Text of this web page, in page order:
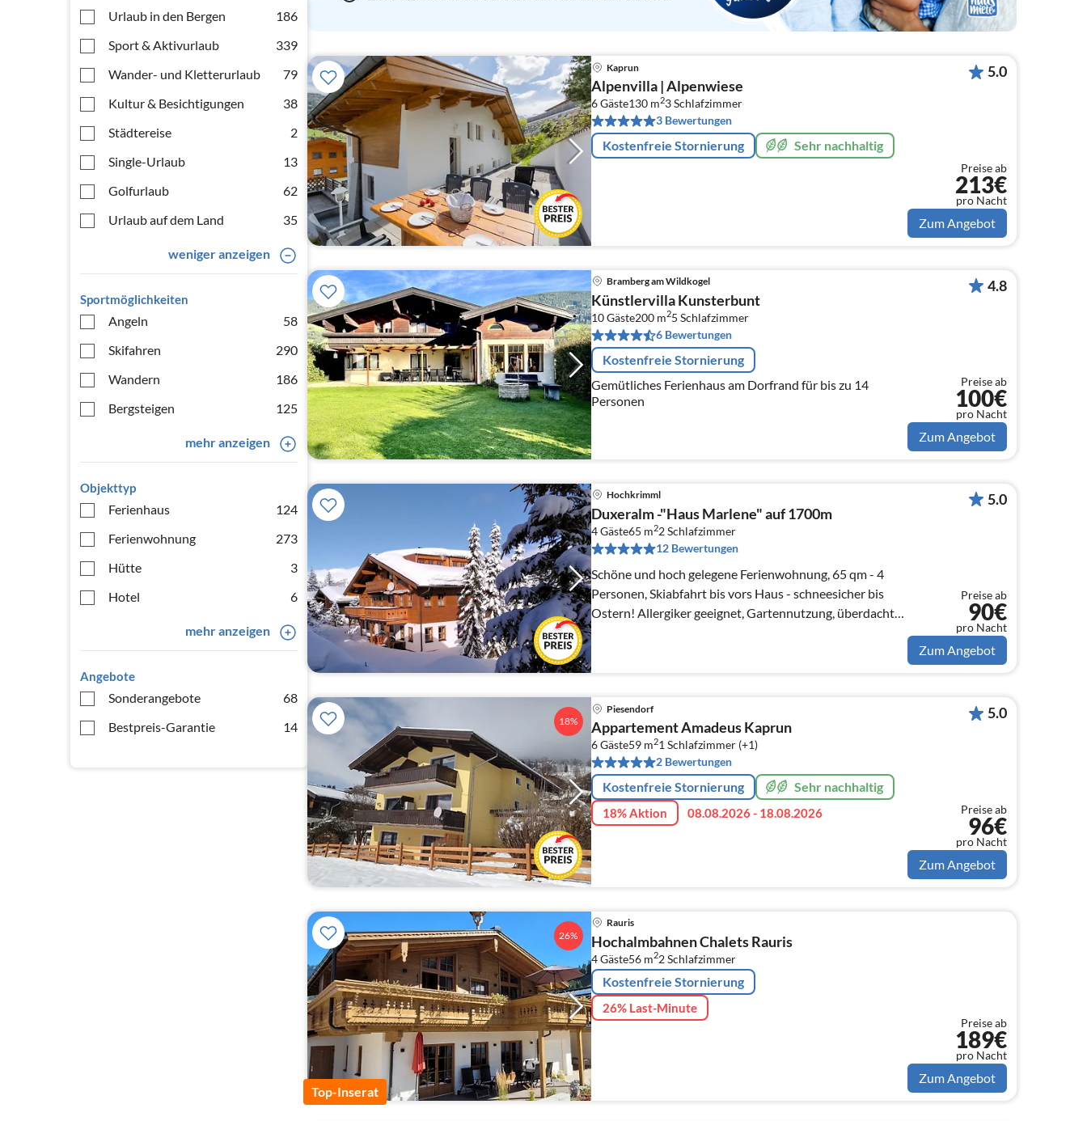
Urlaub in den Bergen
186
Sport & Aktivurlaub
339
Wander- und Kletterurlaub
79
Kultur & Besichtigungen
38
Städtereise
2
Single-Urlaub
13
Golfurlaub
62
Urlaub auf dem Land
35
weniger anzeigen
Sportmöglichkeiten
Angeln
58
Skifahren
290
Wandern
186
Bergsteigen
125
mehr anzeigen
Objekttyp
Ferienhaus
124
Ferienwohnung
273
Hütte
3
Hotel
6
mehr anzeigen
Angebote
Sonderangebote
68
Bestpreis-Garantie
14
Kaprun
Alpenvilla | Alpenwiese
6 Gäste130 m23Schlafzimmer
3 Bewertungen
Kostenfreie Stornierung Sehr nachhaltig
5.0
Preise ab
213€
pro Nacht
Zum Angebot
Bramberg am Wildkogel
Künstlervilla Kunsterbunt
10 Gäste200 m25 Schlafzimmer
6 Bewertungen
Kostenfreie Stornierung
Gemütliches Ferienhaus am Dorfrand für bis zu 14
Personen
4.8
Preise ab
100€
pro Nacht
Zum Angebot
Hochkrimml
Duxeralm -"Haus Marlene" auf 1700m
4 Gäste65 m22Schlafzimmer
12 Bewertungen
Schöne und hoch gelegene Ferienwohnung, 65 qm - 4
Personen, Skiabfahrt bis vors Haus - schneesicher bis
Ostern! Allergiker geeignet, Gartennutzung, überdachte
Sonnenterrasse.
5.0
Preise ab
90€
pro Nacht
Zum Angebot
18%
Piesendorf
Appartement Amadeus Kaprun
6 Gäste59 m21 Schlafzimmer (+1)
2 Bewertungen
Kostenfreie Stornierung Sehr nachhaltig
18% Aktion 08.08.2026 - 18.08.2026
5.0
Preise ab
96€
pro Nacht
Zum Angebot
Top-Inserat
26%
Rauris
Hochalmbahnen Chalets Rauris
4 Gäste56 m22Schlafzimmer
Kostenfreie Stornierung
26% Last-Minute
Preise ab
189€
pro Nacht
Zum Angebot